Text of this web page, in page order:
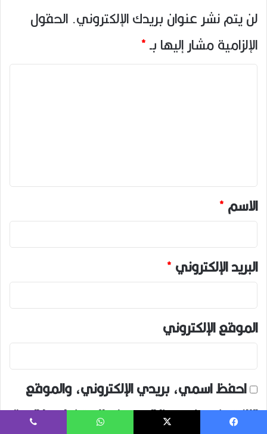
لن يتم نشر عنوان بريدك الإلكتروني. الحقول
الإلزامية مشار إليها بـ*
ا
ق
*
الاسم*
البريد الإلكتروني*
الموقع الإلكتروني
احفظ اسمي، بريدي الإلكتروني، والموقع
الإلكتروني في هذا المتصفح لاستخدامها المرة